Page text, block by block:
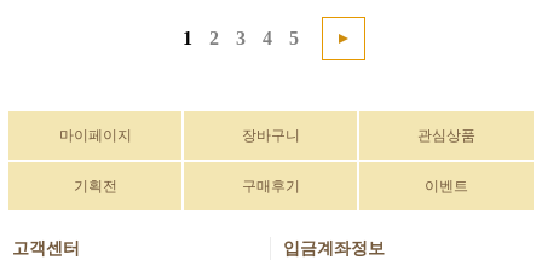
1 2 3 4 5
마이페이지 장바구니 관심상품
기획전 구매후기 이벤트
고객센터 입금계좌정보